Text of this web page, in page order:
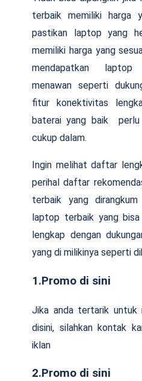
terbaik memiliki harga
pastikan laptop yang
memiliki harga yang
mendapatkan
menawan seperti
fitur konektivitas
baterai yang baik
cukup dalam.
Ingin melihat daftar
perihal daftar
terbaik yang
laptop terbaik yang
lengkap dengan
yang di milikinya seperti
1.Promo di sini
Jika anda tertarik untuk
disini, silahkan kontak
iklan
2.Promo di sini